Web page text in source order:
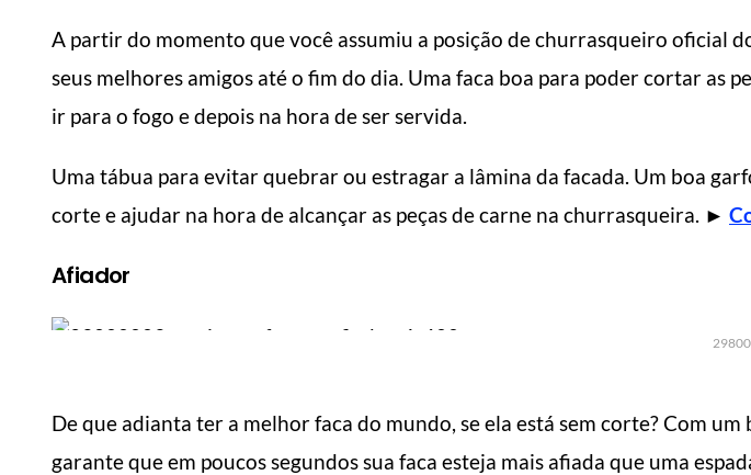
A partir do momento que você assumiu a posição de churrasqueiro oficial
seus melhores amigos até o fim do dia. Uma faca boa para poder cortar as
ir para o fogo e depois na hora de ser servida.
Uma tábua para evitar quebrar ou estragar a lâmina da facada. Um boa
corte e ajudar na hora de alcançar as peças de carne na churrasqueira. ►
Afiador
De que adianta ter a melhor faca do mundo, se ela está sem corte? Com
garante que em poucos segundos sua faca esteja mais afiada que uma